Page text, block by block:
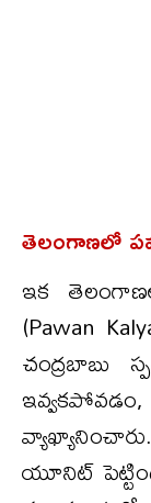
తెలంగాణ‌లో
ఇక
(Pawan
చంద్ర‌బాబు
యూనిట్